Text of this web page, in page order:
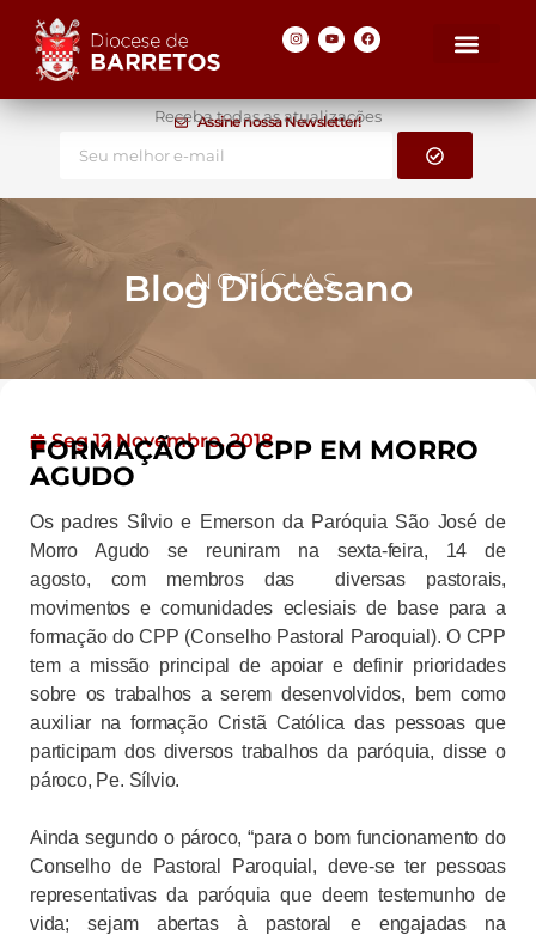
Assine nossa Newsletter!
Receba todas as atualizações
NOTÍCIAS
Blog Diocesano
Seg 12 Novembro, 2018
FORMAÇÃO DO CPP EM MORRO
AGUDO
Os padres Sílvio e Emerson da Paróquia São José de
Morro Agudo se reuniram na sexta-feira, 14 de
agosto, com membros das diversas pastorais,
movimentos e comunidades eclesiais de base para a
formação do CPP (Conselho Pastoral Paroquial). O CPP
tem a missão principal de apoiar e definir prioridades
sobre os trabalhos a serem desenvolvidos, bem como
auxiliar na formação Cristã Católica das pessoas que
participam dos diversos trabalhos da paróquia, disse o
pároco, Pe. Sílvio.
Ainda segundo o pároco, “para o bom funcionamento do
Conselho de Pastoral Paroquial, deve-se ter pessoas
representativas da paróquia que deem testemunho de
vida; sejam abertas à pastoral e engajadas na